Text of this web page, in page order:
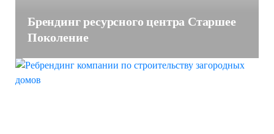
Брендинг ресурсного центра Старшее
Поколение